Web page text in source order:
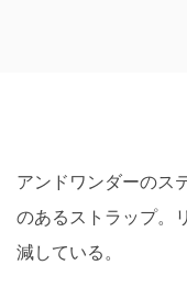
アンドワンダーのス
のあるストラップ。
減している。